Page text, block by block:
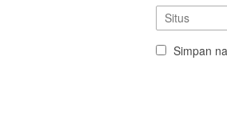
Simpan